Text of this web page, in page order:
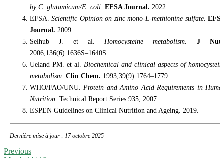
by C. glutamicum/E. coli. EFSA Journal. 2022.
EFSA.Scientific Opinion on zinc mono-L-methionine sulfate.
Journal. 2009.
Selhub J. et al. Homocysteine metabolism.
J
2006;136(6):1636S–1640S.
Ueland PM. et al. Biochemical and clinical aspects of
metabolism. Clin Chem. 1993;39(9):1764–1779.
WHO/FAO/UNU. Protein and Amino Acid Requirements in
Nutrition. Technical Report Series 935, 2007.
ESPEN Guidelines on Clinical Nutrition and Ageing. 2019.
Dernière mise à jour : 17 octobre 2025
Previous